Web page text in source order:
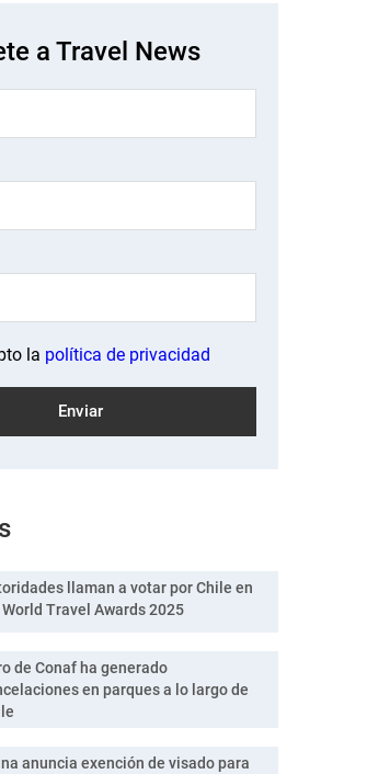
a Travel News
la política de privacidad
llaman a votar por Chile en
World Travel Awards 2025
de Conaf ha generado
en parques a lo largo de
anuncia exención de visado para